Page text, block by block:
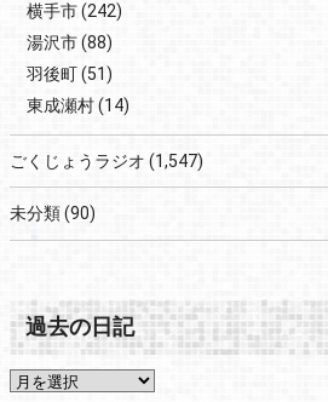
横手市(242)
湯沢市(88)
羽後町(51)
東成瀬村(14)
ごくじょうラジオ (1,547)
未分類(90)
過去の日記